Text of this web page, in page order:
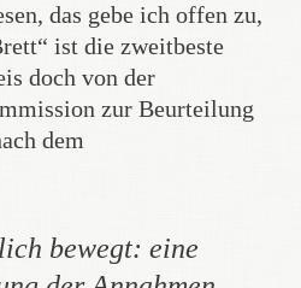
das gebe ich offen zu,
ist die zweitbeste
doch von der
zur Beurteilung
dem
bewegt: eine